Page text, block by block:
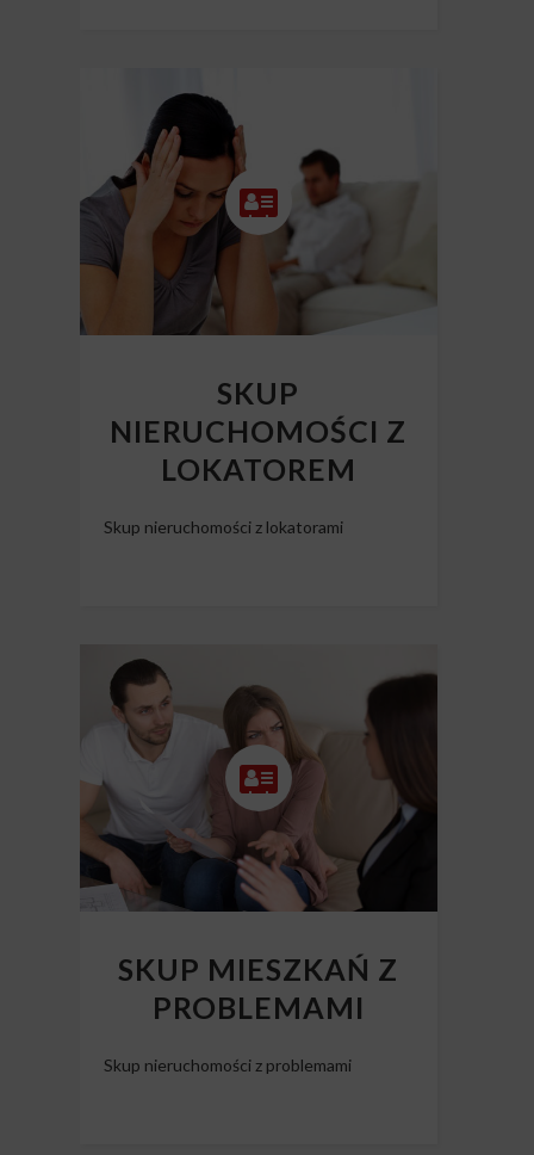
SKUP
NIERUCHOMOŚCI Z
LOKATOREM
Skup nieruchomości z lokatorami
SKUP MIESZKAŃ Z
PROBLEMAMI
Skup nieruchomości z problemami